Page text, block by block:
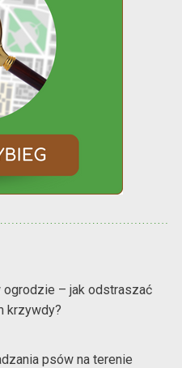
– jak odstraszać
krzywdy?
psów na terenie